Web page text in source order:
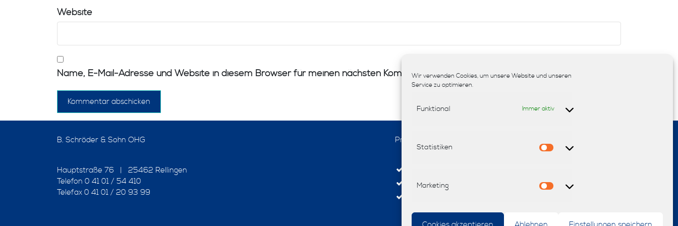
Wir verwenden Cookies, um unsere Website und unseren
Service zu optimieren.
Funktional Immer aktiv
Statistiken
Statistiken
Marketing
Marketing
Website
Name, E-Mail-Adresse und Website in diesem Browser für meinen nächsten Kommentar speichern.
B. Schröder & Sohn OHG
Hauptstraße 76 | 25462 Rellingen
Telefon 0 41 01 / 54 410
Telefax 0 41 01 / 20 93 99
Produkte
Stoffe
Polsterei